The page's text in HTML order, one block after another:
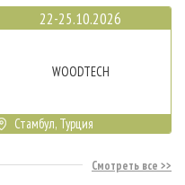
22-25.10.2026
WOODTECH
Стамбул, Турция
Смотреть все